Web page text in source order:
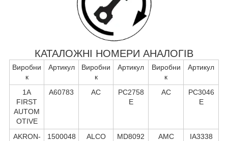
КАТАЛОЖНІ НОМЕРИ АНАЛОГІВ
Виробни
к
Артикул
Виробни
к
Артикул
Виробни
к
Артикул
1A
FIRST
AUTOM
OTIVE
A60783 AC
PC2758
E
AC
PC3046
E
AKRON-
1500048
ALCO
MD8092
AMC
IA3338